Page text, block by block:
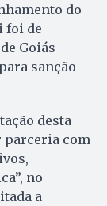
do
foi de
Goiás
sanção
desta
parceria com
no
a